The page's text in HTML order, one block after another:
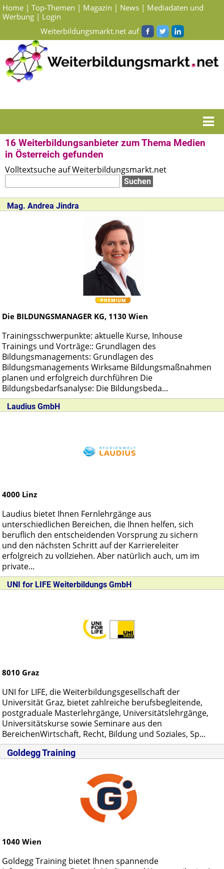
Home | Top-Themen | Magazin | News | Mediadaten und
Werbung | Login
Weiterbildungsmarkt.net auf
16 Weiterbildungsanbieter zum Thema Medien
in Österreich gefunden
Volltextsuche auf Weiterbildungsmarkt.net
Mag. Andrea Jindra
Die BILDUNGSMANAGER KG, 1130 Wien
Trainingsschwerpunkte: aktuelle Kurse, Inhouse
Trainings und Vorträge:: Grundlagen des
Bildungsmanagements: Grundlagen des
Bildungsmanagements Wirksame Bildungsmaßnahmen
planen und erfolgreich durchführen Die
Bildungsbedarfsanalyse: Die Bildungsbeda...
Laudius GmbH
4000 Linz
Laudius bietet Ihnen Fernlehrgänge aus
unterschiedlichen Bereichen, die Ihnen helfen, sich
beruflich den entscheidenden Vorsprung zu sichern
und den nächsten Schritt auf der Karriereleiter
erfolgreich zu vollziehen. Aber natürlich auch, um im
private...
UNI for LIFE Weiterbildungs GmbH
8010 Graz
UNI for LIFE, die Weiterbildungsgesellschaft der
Universität Graz, bietet zahlreiche berufsbegleitende,
postgraduale Masterlehrgänge, Universitätslehrgänge,
Universitätskurse sowie Seminare aus den
BereichenWirtschaft, Recht, Bildung und Soziales, Sp...
Goldegg Training
1040 Wien
Goldegg Training bietet Ihnen spannende